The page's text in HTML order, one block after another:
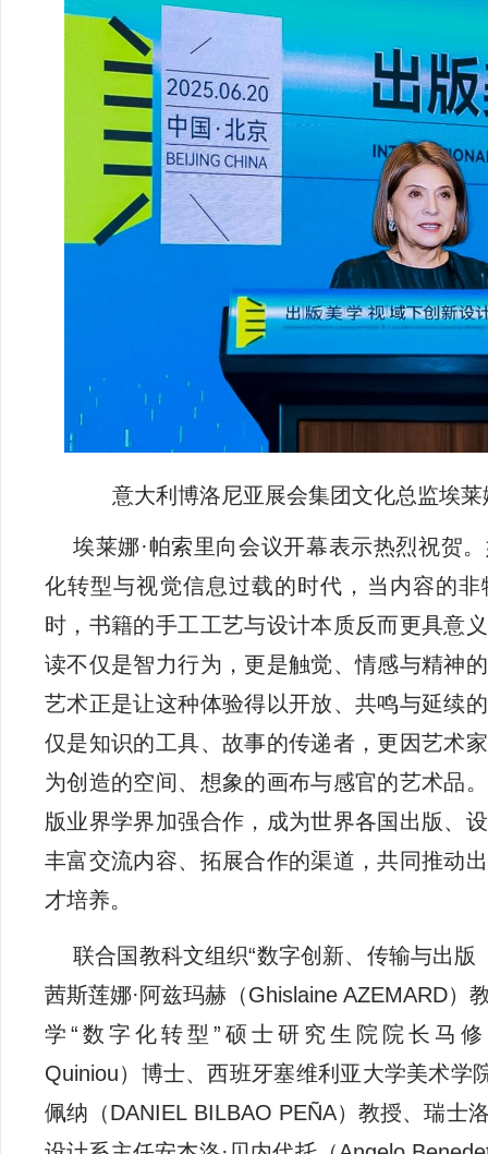
意大利博洛尼亚展会集团文化总监埃莱
埃莱娜·帕索里向会议开幕表示热烈祝贺
化转型与视觉信息过载的时代，当内容的
时，书籍的手工工艺与设计本质反而更具意
读不仅是智力行为，更是触觉、情感与精神
艺术正是让这种体验得以开放、共鸣与延续
仅是知识的工具、故事的传递者，更因艺术
为创造的空间、想象的画布与感官的艺术品
版业界学界加强合作，成为世界各国出版、
丰富交流内容、拓展合作的渠道，共同推动
才培养。
联合国教科文组织“数字创新、传输与出版
茜斯莲娜·阿兹玛赫（Ghislaine AZEMARD）
学“数字化转型”硕士研究生院院长马修
Quiniou）博士、西班牙塞维利亚大学美术学
佩纳（DANIEL BILBAO PEÑA）教授、瑞士